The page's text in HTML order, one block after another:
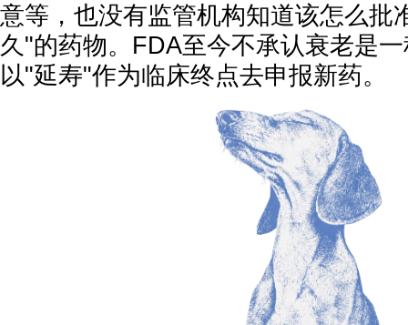
意等，也没有监管机构知道该怎么批
久"的药物。FDA至今不承认衰老是
以"延寿"作为临床终点去申报新药。